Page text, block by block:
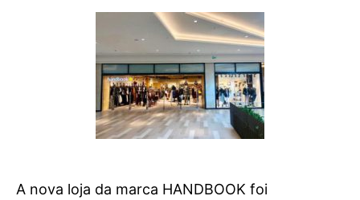
A nova loja da marca HANDBOOK foi